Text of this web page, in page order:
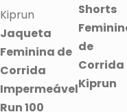
Kiprun
Jaqueta
Feminina de
Corrida
Impermeável
Run 100
Shorts
de
Corrida
Kiprun